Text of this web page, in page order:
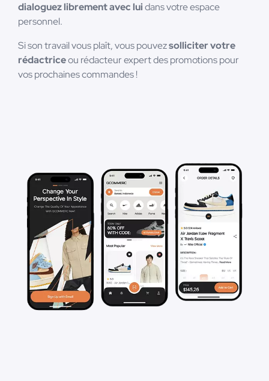
dialoguez librement avec luidans votre espace
personnel.
Si son travail vous plaît, vous pouvezsolliciter votre
rédactriceou rédacteur expert des promotions pour
vos prochaines commandes !